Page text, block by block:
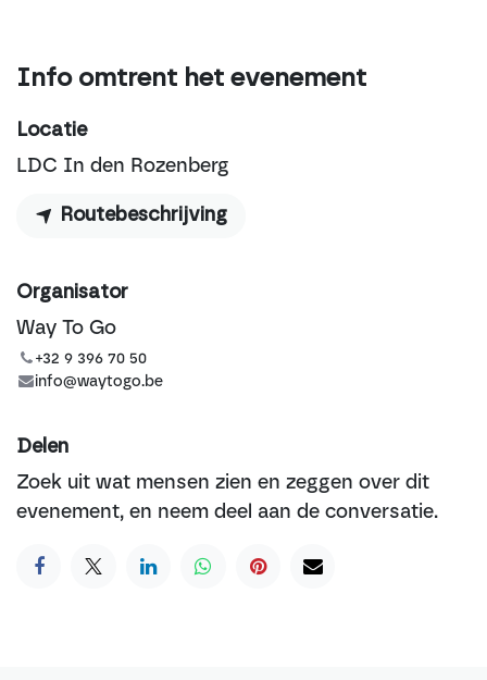
Info omtrent het evenement
Locatie
LDC In den Rozenberg
Routebeschrijving
Organisator
Way To Go
+32 9 396 70 50
info@waytogo.be
Delen
Zoek uit wat mensen zien en zeggen over dit
evenement, en neem deel aan de conversatie.